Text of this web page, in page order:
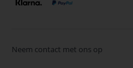
Neem contact met ons op